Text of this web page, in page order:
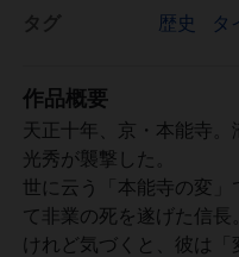
歴史 タ
作品概要
天正十年、京・本能寺
光秀が襲撃した。
世に云う「本能寺の変
て非業の死を遂げた信長。
けれど気づくと、彼は